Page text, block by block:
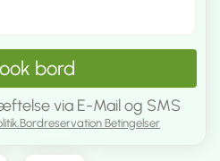
bord
via E-Mail og SMS
Bordreservation Betingelser